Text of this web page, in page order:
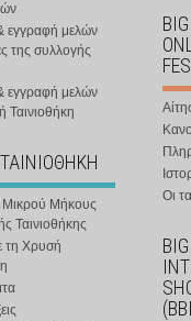
εγγραφή μελών
της συλλογής
εγγραφή μελών
Ταινιοθήκη
Μικρού Μήκους
Ταινιοθήκης
τη Χρυσή
Οι